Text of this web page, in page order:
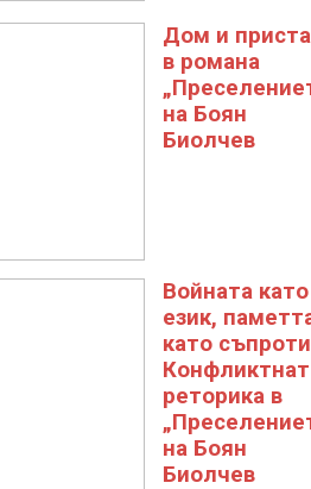
Дом и
в романа
на Боян
Биолчев
Войната като
език,
като
реторика в
на Боян
Биолчев